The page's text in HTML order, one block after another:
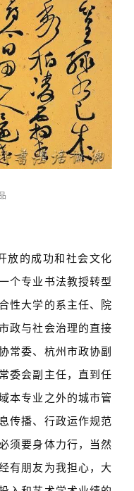
放的成功和社会文化
个专业书法教授转型
性大学的系主任、院
政与社会治理的直接
常委、杭州市政协副
委会副主任，直到任
本专业之外的城市管
传播、行政运作规范
须要身体力行，当然
有朋友为我担心，大